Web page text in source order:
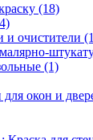
(18)
и очистители
(1)
окон и